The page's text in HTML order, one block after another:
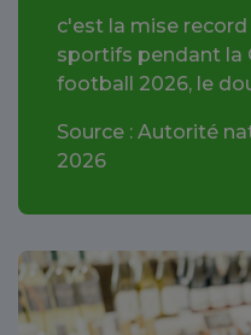
c'est la mise
sportifs pendant la
football 2026, le
Source : Autorité
2026